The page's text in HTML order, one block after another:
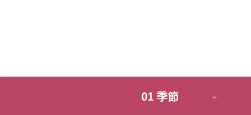
01 季節